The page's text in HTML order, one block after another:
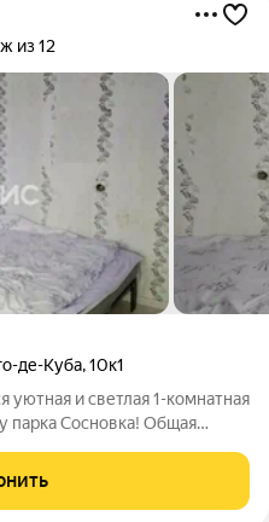
из 12
де-Куба,10к1
уютная и светлая 1-комнатная
парка Сосновка! Общая
вместительная